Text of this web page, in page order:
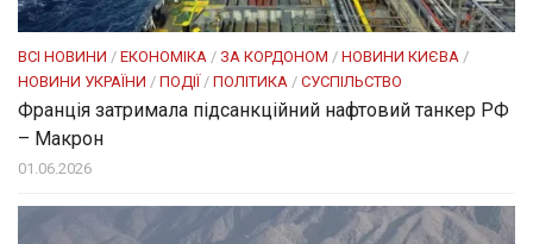
ВСІ НОВИНИ / ЕКОНОМІКА / ЗА КОРДОНОМ / НОВИНИ КИЄВА /
НОВИНИ УКРАЇНИ / ПОДІЇ / ПОЛІТИКА / СУСПІЛЬСТВО
Франція затримала підсанкційний нафтовий танкер РФ
– Макрон
01.06.2026